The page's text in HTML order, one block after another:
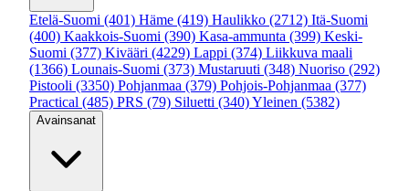
Etelä-Suomi (401) Häme (419) Haulikko (2712) Itä-Suomi
(400) Kaakkois-Suomi (390) Kasa-ammunta (399) Keski-
Suomi (377) Kivääri (4229) Lappi (374) Liikkuva maali
(1366) Lounais-Suomi (373) Mustaruuti (348) Nuoriso (292)
Pistooli (3350) Pohjanmaa (379) Pohjois-Pohjanmaa (377)
Practical (485) PRS (79) Siluetti (340)Yleinen (5382)
Avainsanat